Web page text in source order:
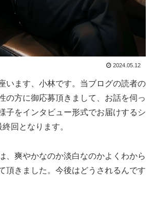
2024.05.12
います、小林です。当ブログの読者の
の方に御応募頂きまして、お話を伺っ
子をインタビュー形式でお届けするシ
回となります。
、爽やかなのか淡白なのかよくわから
頂きました。今後はどうされるんです